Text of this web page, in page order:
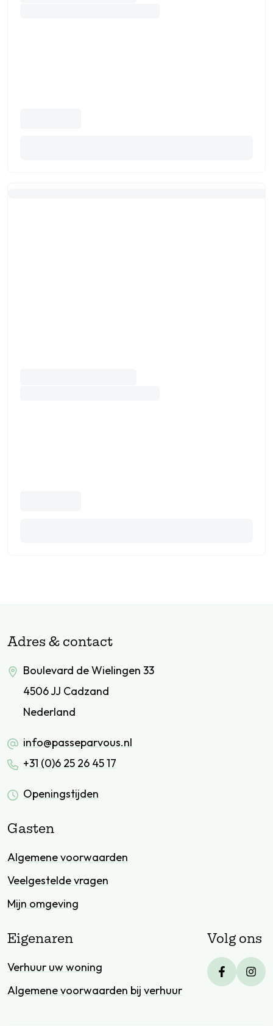
Adres & contact
Boulevard de Wielingen 33
4506 JJ Cadzand
Nederland
info@passeparvous.nl
+31 (0)6 25 26 45 17
Openingstijden
Gasten
Algemene voorwaarden
Veelgestelde vragen
Mijn omgeving
Eigenaren
Verhuur uw woning
Algemene voorwaarden bij verhuur
Volg ons